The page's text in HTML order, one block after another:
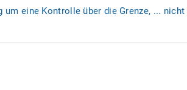
eine Kontrolle über die Grenze, ... nicht